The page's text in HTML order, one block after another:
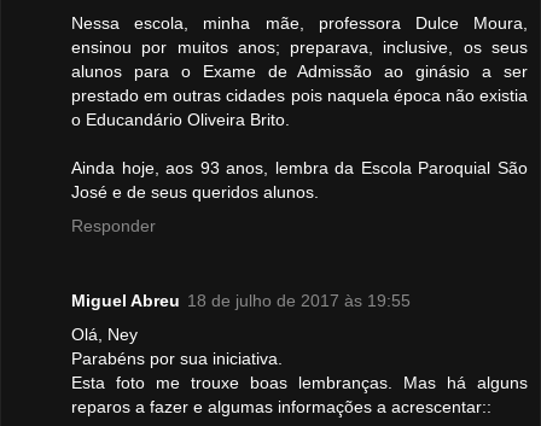
Nessa escola, minha mãe, professora Dulce Moura,
ensinou por muitos anos; preparava, inclusive, os seus
alunos para o Exame de Admissão ao ginásio a ser
prestado em outras cidades pois naquela época não existia
o Educandário Oliveira Brito.
Ainda hoje, aos 93 anos, lembra da Escola Paroquial São
José e de seus queridos alunos.
Responder
Miguel Abreu 18 de julho de 2017 às 19:55
Olá, Ney
Parabéns por sua iniciativa.
Esta foto me trouxe boas lembranças. Mas há alguns
reparos a fazer e algumas informações a acrescentar::